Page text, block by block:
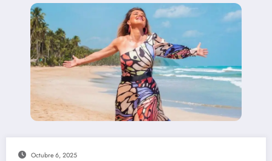
Octubre 6, 2025